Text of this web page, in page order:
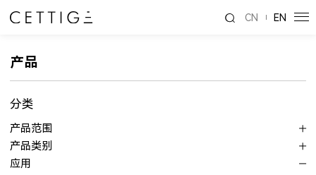
CN EN
产品
分类
产品范围
产品类别
应用